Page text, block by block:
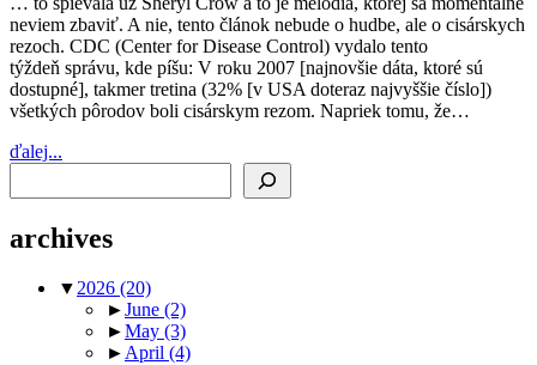
neviem zbaviť. A nie, tento článok nebude o hudbe, ale o cisárskych
rezoch. CDC (Center for Disease Control) vydalo tento
týždeň správu, kde píšu: V roku 2007 [najnovšie dáta, ktoré sú
dostupné], takmer tretina (32% [v USA doteraz najvyššie číslo])
všetkých pôrodov boli cisárskym rezom. Napriek tomu, že…
ďalej...
archives
▼2026 (20)
►June (2)
►May (3)
►April (4)